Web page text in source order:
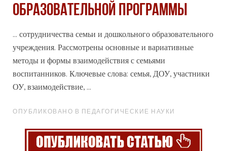
ОБРАЗОВАТЕЛЬНОЙ ПРОГРАММЫ
... сотрудничества семьи и дошкольного образовательного
учреждения. Рассмотрены основные и вариативные
методы и формы взаимодействия с семьями
воспитанников. Ключевые слова: семья, ДОУ, участники
ОУ, взаимодействие, ...
ОПУБЛИКОВАНО В ПЕДАГОГИЧЕСКИЕ НАУКИ